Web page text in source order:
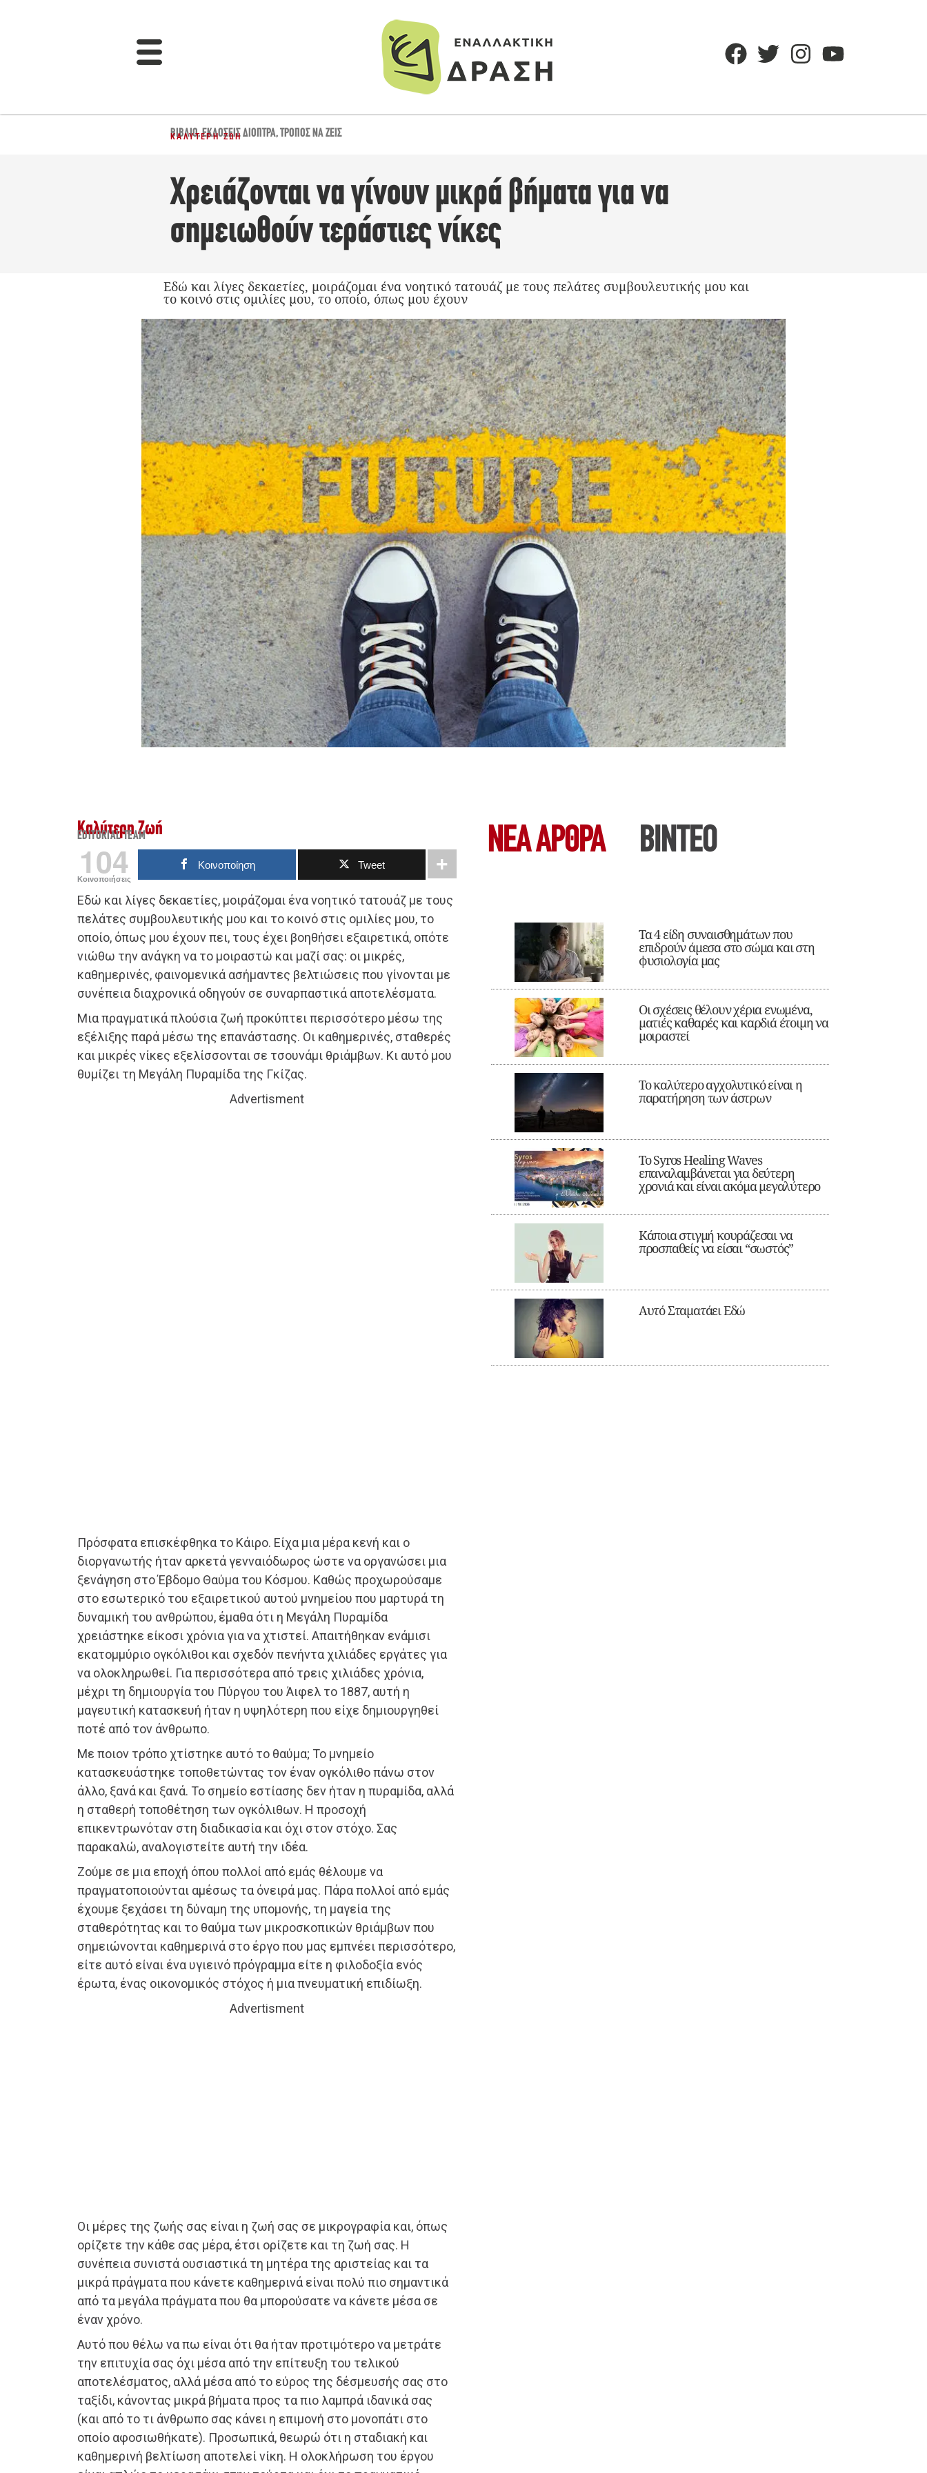
ΒΙΒΛΊΟ,ΕΚΔΌΣΕΙΣ ΔΙΌΠΤΡΑ,ΤΡΌΠΟΣ ΝΑ ΖΕΙΣ
ΚΑΛΎΤΕΡΗ ΖΩΉ
Χρειάζονται να γίνουν μικρά βήματα για να
σημειωθούν τεράστιες νίκες
Εδώ και λίγες δεκαετίες, μοιράζομαι ένα νοητικό τατουάζ με τους πελάτες συμβουλευτικής μου και
το κοινό στις ομιλίες μου, το οποίο, όπως μου έχουν
Καλύτερη Ζωή
EDITORIAL TEAM
104
Κοινοποιήσεις
Κοινοποίηση Tweet
Εδώ και λίγες δεκαετίες, μοιράζομαι ένα νοητικό τατουάζ με τους
πελάτες συμβουλευτικής μου και το κοινό στις ομιλίες μου, το
οποίο, όπως μου έχουν πει, τους έχει βοηθήσει εξαιρετικά, οπότε
νιώθω την ανάγκη να το μοιραστώ και μαζί σας: οι μικρές,
καθημερινές, φαινομενικά ασήμαντες βελτιώσεις που γίνονται με
συνέπεια διαχρονικά οδηγούν σε συναρπαστικά αποτελέσματα.
Μια πραγματικά πλούσια ζωή προκύπτει περισσότερο μέσω της
εξέλιξης παρά μέσω της επανάστασης. Οι καθημερινές, σταθερές
και μικρές νίκες εξελίσσονται σε τσουνάμι θριάμβων. Κι αυτό μου
θυμίζει τη Μεγάλη Πυραμίδα της Γκίζας.
Advertisment
Πρόσφατα επισκέφθηκα το Κάιρο. Είχα μια μέρα κενή και ο
διοργανωτής ήταν αρκετά γενναιόδωρος ώστε να οργανώσει μια
ξενάγηση στο Έβδομο Θαύμα του Κόσμου. Καθώς προχωρούσαμε
στο εσωτερικό του εξαιρετικού αυτού μνημείου που μαρτυρά τη
δυναμική του ανθρώπου, έμαθα ότι η Μεγάλη Πυραμίδα
χρειάστηκε είκοσι χρόνια για να χτιστεί. Απαιτήθηκαν ενάμισι
εκατομμύριο ογκόλιθοι και σχεδόν πενήντα χιλιάδες εργάτες για
να ολοκληρωθεί. Για περισσότερα από τρεις χιλιάδες χρόνια,
μέχρι τη δημιουργία του Πύργου του Άιφελ το 1887, αυτή η
μαγευτική κατασκευή ήταν η υψηλότερη που είχε δημιουργηθεί
ποτέ από τον άνθρωπο.
Με ποιον τρόπο χτίστηκε αυτό το θαύμα; Το μνημείο
κατασκευάστηκε τοποθετώντας τον έναν ογκόλιθο πάνω στον
άλλο, ξανά και ξανά. Το σημείο εστίασης δεν ήταν η πυραμίδα, αλλά
η σταθερή τοποθέτηση των ογκόλιθων. Η προσοχή
επικεντρωνόταν στη διαδικασία και όχι στον στόχο. Σας
παρακαλώ, αναλογιστείτε αυτή την ιδέα.
Ζούμε σε μια εποχή όπου πολλοί από εμάς θέλουμε να
πραγματοποιούνται αμέσως τα όνειρά μας. Πάρα πολλοί από εμάς
έχουμε ξεχάσει τη δύναμη της υπομονής, τη μαγεία της
σταθερότητας και το θαύμα των μικροσκοπικών θριάμβων που
σημειώνονται καθημερινά στο έργο που μας εμπνέει περισσότερο,
είτε αυτό είναι ένα υγιεινό πρόγραμμα είτε η φιλοδοξία ενός
έρωτα, ένας οικονομικός στόχος ή μια πνευματική επιδίωξη.
Advertisment
Οι μέρες της ζωής σας είναι η ζωή σας σε μικρογραφία και, όπως
ορίζετε την κάθε σας μέρα, έτσι ορίζετε και τη ζωή σας. Η
συνέπεια συνιστά ουσιαστικά τη μητέρα της αριστείας και τα
μικρά πράγματα που κάνετε καθημερινά είναι πολύ πιο σημαντικά
από τα μεγάλα πράγματα που θα μπορούσατε να κάνετε μέσα σε
έναν χρόνο.
Αυτό που θέλω να πω είναι ότι θα ήταν προτιμότερο να μετράτε
την επιτυχία σας όχι μέσα από την επίτευξη του τελικού
αποτελέσματος, αλλά μέσα από το εύρος της δέσμευσής σας στο
ταξίδι, κάνοντας μικρά βήματα προς τα πιο λαμπρά ιδανικά σας
(και από το τι άνθρωπο σας κάνει η επιμονή στο μονοπάτι στο
οποίο αφοσιωθήκατε). Προσωπικά, θεωρώ ότι η σταδιακή και
καθημερινή βελτίωση αποτελεί νίκη. Η ολοκλήρωση του έργου
ΝΕΑ ΆΡΘΡΑ ΒΙΝΤΕΟ
Τα 4 είδη συναισθημάτων που
επιδρούν άμεσα στο σώμα και στη
φυσιολογία μας
Οι σχέσεις θέλουν χέρια ενωμένα,
ματιές καθαρές και καρδιά έτοιμη να
μοιραστεί
Το καλύτερο αγχολυτικό είναι η
παρατήρηση των άστρων
Το Syros Healing Waves
επαναλαμβάνεται για δεύτερη
χρονιά και είναι ακόμα μεγαλύτερο
Κάποια στιγμή κουράζεσαι να
προσπαθείς να είσαι “σωστός”
Αυτό Σταματάει Εδώ